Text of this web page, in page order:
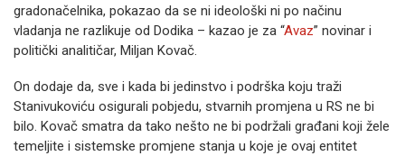
gradonačelnika, pokazao da se ni ideološki ni po načinu
vladanja ne razlikuje od Dodika – kazao je za “Avaz” novinar i
politički analitičar, Miljan Kovač.
On dodaje da, sve i kada bi jedinstvo i podrška koju traži
Stanivukoviću osigurali pobjedu, stvarnih promjena u RS ne bi
bilo. Kovač smatra da tako nešto ne bi podržali građani koji žele
temeljite i sistemske promjene stanja u koje je ovaj entitet